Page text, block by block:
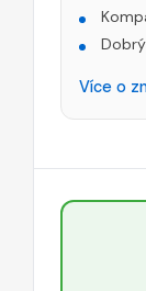
Více o